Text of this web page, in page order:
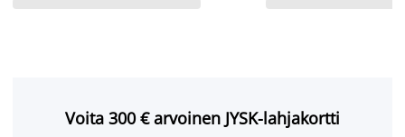
Voita 300 € arvoinen JYSK-lahjakortti